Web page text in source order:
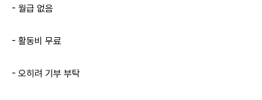
- 월급 없음
- 활동비 무료
- 오히려 기부 부탁